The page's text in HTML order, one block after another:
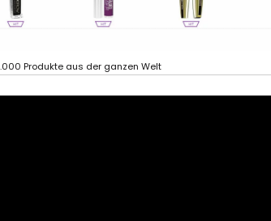
Produkte aus der ganzen Welt